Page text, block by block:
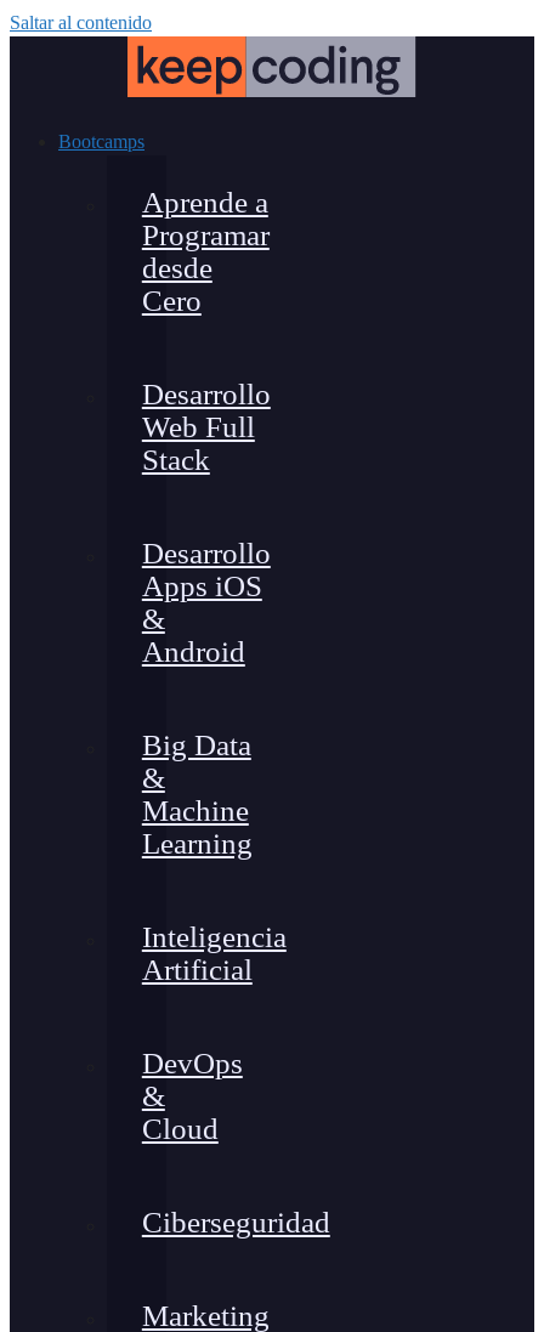
Saltar al contenido
Bootcamps
Aprende a
Programar
desde
Cero
Desarrollo
Web Full
Stack
Desarrollo
Apps iOS
&
Android
Big Data
&
Machine
Learning
Inteligencia
Artificial
DevOps
&
Cloud
Ciberseguridad
Marketing